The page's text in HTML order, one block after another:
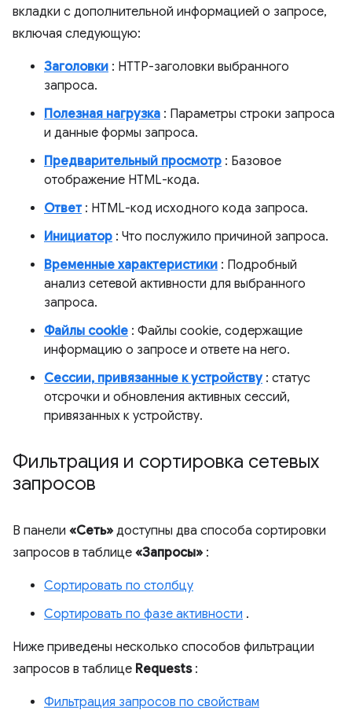
вкладки с дополнительной информацией о запросе,
включая следующую:
Заголовки : HTTP-заголовки выбранного
запроса.
Полезная нагрузка : Параметры строки запроса
и данные формы запроса.
Предварительный просмотр : Базовое
отображение HTML-кода.
Ответ: HTML-код исходного кода запроса.
Инициатор : Что послужило причиной запроса.
Временные характеристики : Подробный
анализ сетевой активности для выбранного
запроса.
Файлы cookie : Файлы cookie, содержащие
информацию о запросе и ответе на него.
Сессии, привязанные к устройству: статус
отсрочки и обновления активных сессий,
привязанных к устройству.
Фильтрация и сортировка сетевых
запросов
В панели «Сеть» доступны два способа сортировки
запросов в таблице «Запросы» :
Сортировать по столбцу
Сортировать по фазе активности .
Ниже приведены несколько способов фильтрации
запросов в таблице Requests:
Фильтрация запросов по свойствам